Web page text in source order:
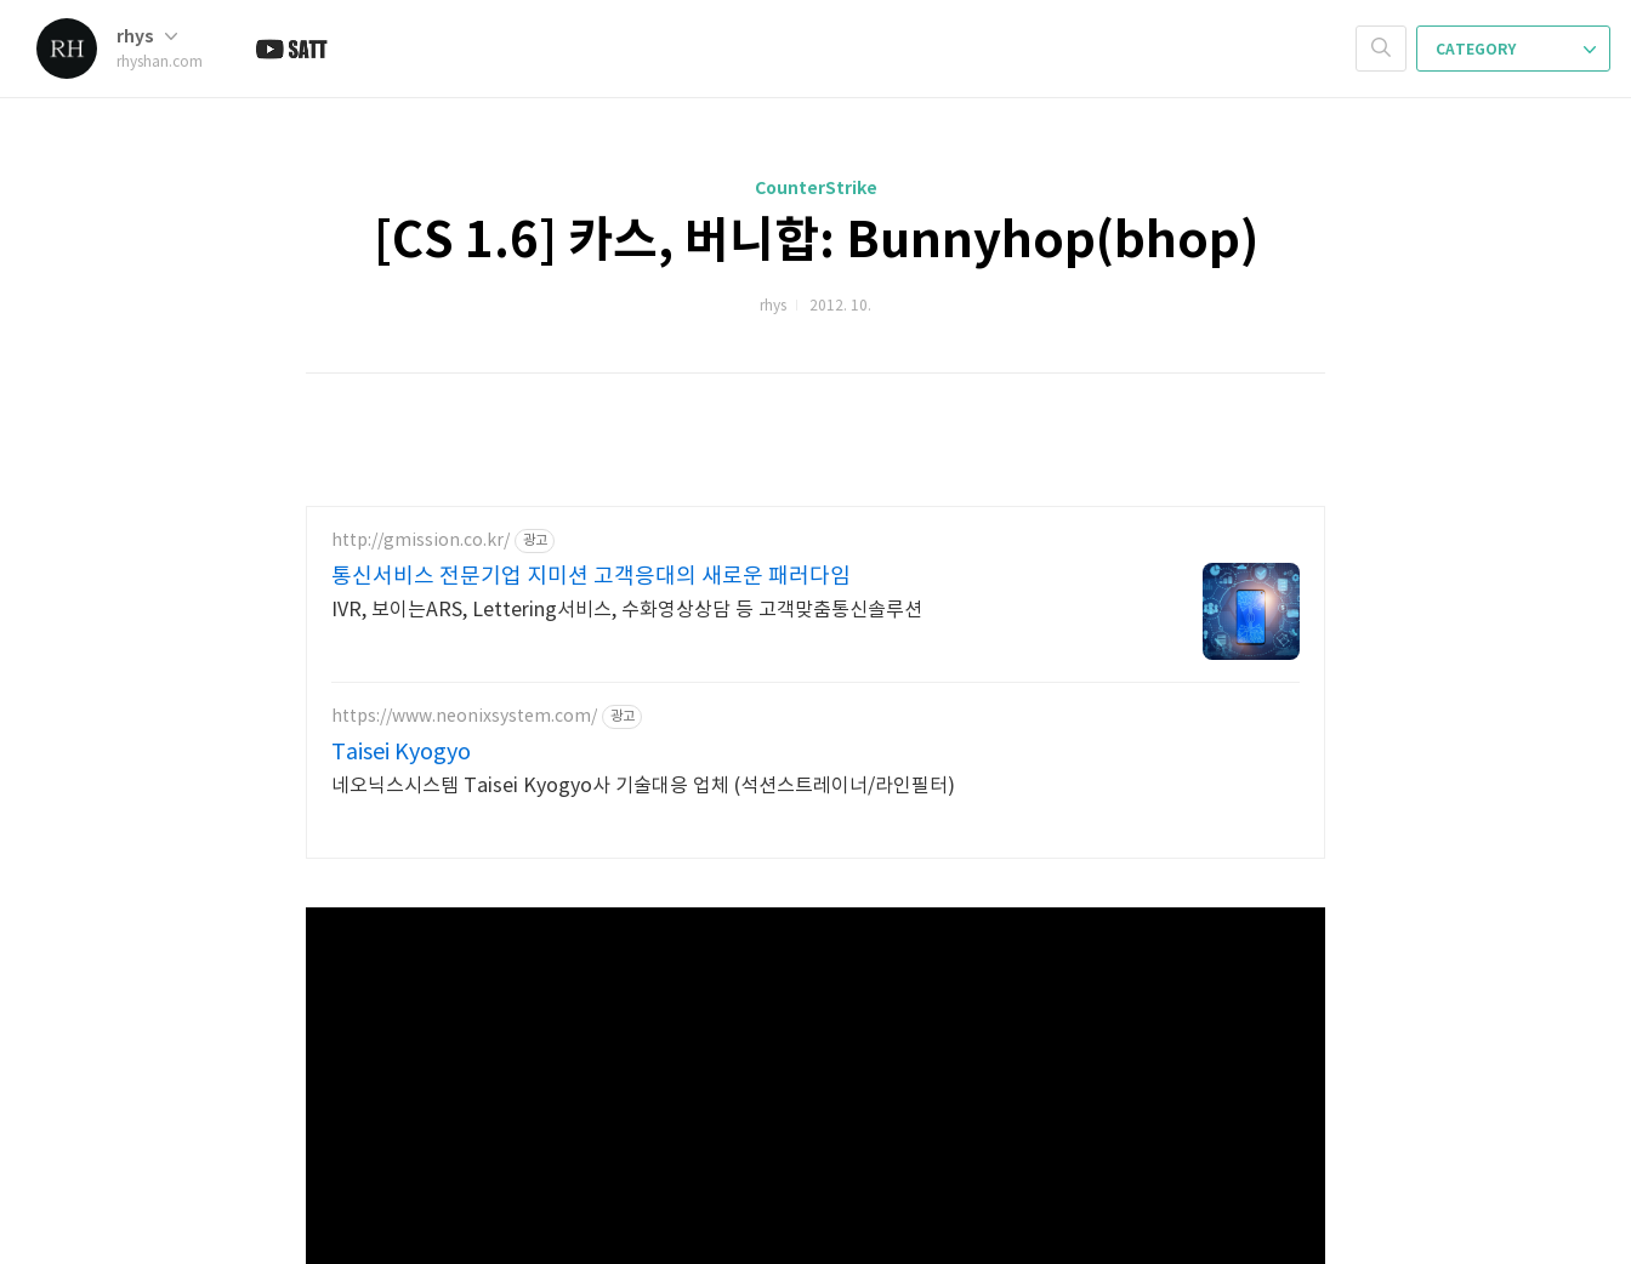
rhys
rhyshan.com
CATEGORY
CounterStrike
[CS 1.6] 카스, 버니합: Bunnyhop(bhop)
rhys 2012. 10.
http://gmission.co.kr/ 광고
통신서비스 전문기업 지미션 고객응대의 새로운 패러다임
IVR, 보이는ARS, Lettering서비스, 수화영상상담 등 고객맞춤통신솔루션
https://www.neonixsystem.com/ 광고
Taisei Kyogyo
네오닉스시스템 Taisei Kyogyo사 기술대응 업체 (석션스트레이너/라인필터)